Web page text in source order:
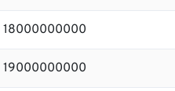
18000000000
19000000000